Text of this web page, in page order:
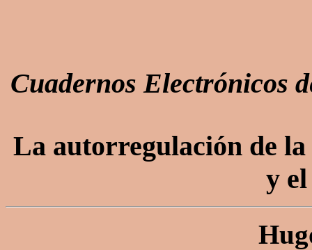
Cuadernos Electrónicos
La autorregulación de
y